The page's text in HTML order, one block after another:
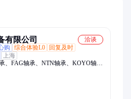
有限公司
洽谈
购 综合体验L0
回复及时
上海
、FAG轴承、NTN轴承、KOYO轴
承、IKO轴承、HRB轴承、ZWZ轴
圆柱滚子轴承、SKF深沟球轴承、日
本NTN正品轴承、滚针轴承NTN、